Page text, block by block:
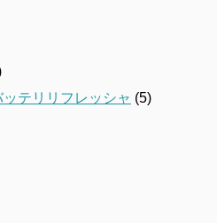
テリリフレッシャ (5)